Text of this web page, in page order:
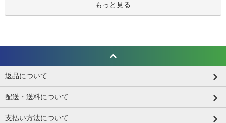
もっと見る
返品について
配送・送料について
支払い方法について